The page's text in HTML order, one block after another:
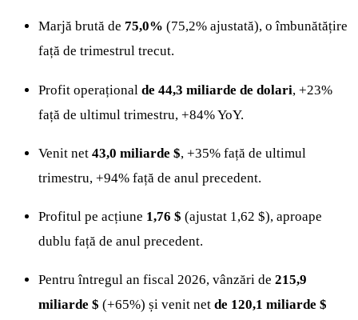
Marjă brută de 75,0% (75,2% ajustată), o îmbunătățire
față de trimestrul trecut.
Profit operațional de 44,3 miliarde de dolari, +23%
față de ultimul trimestru, +84% YoY.
Venit net 43,0 miliarde $, +35% față de ultimul
trimestru, +94% față de anul precedent.
Profitul pe acțiune 1,76 $ (ajustat 1,62 $), aproape
dublu față de anul precedent.
Pentru întregul an fiscal 2026, vânzări de 215,9
miliarde $ (+65%) și venit net de 120,1 miliarde $